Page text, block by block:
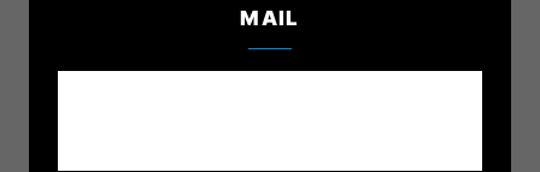
MAIL